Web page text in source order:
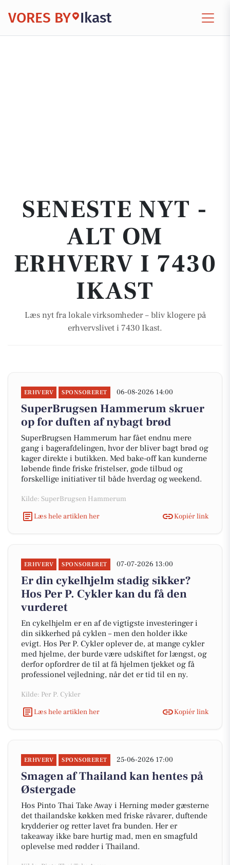
VORES BY Ikast
SENESTE NYT -
ALT OM
ERHVERV I 7430
IKAST
Læs nyt fra lokale virksomheder – bliv klogere på
erhvervslivet i 7430 Ikast.
ERHVERV SPONSORERET 06-08-2026 14:00
SuperBrugsen Hammerum skruer
op for duften af nybagt brød
SuperBrugsen Hammerum har fået endnu mere
gang i bagerafdelingen, hvor der bliver bagt brød og
kager direkte i butikken. Med bake-off kan kunderne
løbende finde friske fristelser, gode tilbud og
forskellige initiativer til både hverdag og weekend.
Kilde: SuperBrugsen Hammerum
Læs hele artiklen her
Kopiér link
ERHVERV SPONSORERET 07-07-2026 13:00
Er din cykelhjelm stadig sikker?
Hos Per P. Cykler kan du få den
vurderet
En cykelhjelm er en af de vigtigste investeringer i
din sikkerhed på cyklen – men den holder ikke
evigt. Hos Per P. Cykler oplever de, at mange cykler
med hjelme, der burde være udskiftet for længst, og
derfor opfordrer de til at få hjelmen tjekket og få
professionel vejledning, når det er tid til en ny.
Kilde: Per P. Cykler
Læs hele artiklen her
Kopiér link
ERHVERV SPONSORERET 25-06-2026 17:00
Smagen af Thailand kan hentes på
Østergade
Hos Pinto Thai Take Away i Herning møder gæsterne
det thailandske køkken med friske råvarer, duftende
krydderier og retter lavet fra bunden. Her er
takeaway ikke bare hurtig mad, men en smagfuld
oplevelse med rødder i Thailand.